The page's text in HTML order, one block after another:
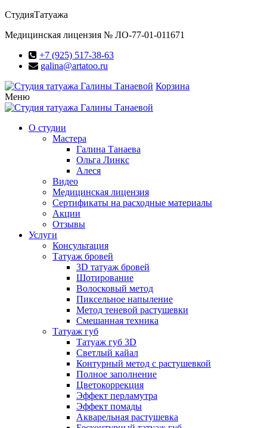
СтудияТатуажа
Медицинская лицензия № ЛО-77-01-011671
+7 (925) 517-38-63
galina@artatoo.ru
Корзина
Меню
О студии
Мастера
Галина Танаева
Ольга Линкс
Алеся
Видео
Медицинская лицензия
Сертификаты на расходные материалы
Акции
Отзывы
Услуги
Консультация
Татуаж бровей
3D татуаж бровей
Шотирование
Волосковый метод
Пиксельное напыление
Метод теневой растушевки
Смешанная техника
Татуаж губ
Татуаж губ 3D
Светлый кайал
Контурный метод с растушевкой
Полное заполнение
Цветокоррекция
Эффект перламутра
Эффект помады
Акварельная растушевка